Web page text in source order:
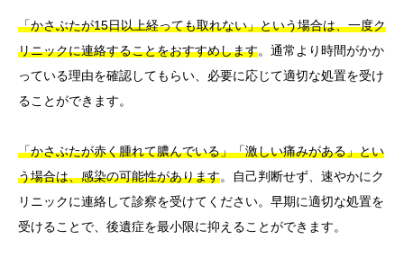
「かさぶたが15日以上経っても取れない」という場合は、一度ク
リニックに連絡することをおすすめします。通常より時間がかか
っている理由を確認してもらい、必要に応じて適切な処置を受け
ることができます。
「かさぶたが赤く腫れて膿んでいる」「激しい痛みがある」とい
う場合は、感染の可能性があります。自己判断せず、速やかにク
リニックに連絡して診察を受けてください。早期に適切な処置を
受けることで、後遺症を最小限に抑えることができます。